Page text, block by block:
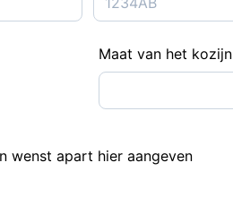
Maat van het kozijn
wenst apart hier aangeven